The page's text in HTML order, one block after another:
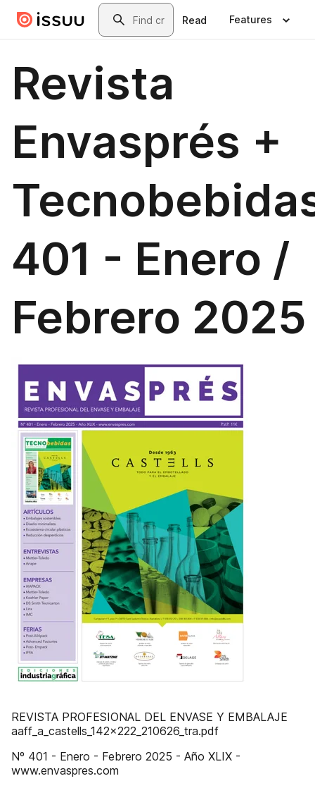
Skip to main contentSearch
Read Features
Revista
Envasprés +
401 - Enero /
Febrero 2025
REVISTA PROFESIONAL DEL ENVASE Y EMBALAJE
aaff_a_castells_142x222_210626_tra.pdf
Nº 401 - Enero - Febrero 2025 - Año XLIX -
www.envaspres.com